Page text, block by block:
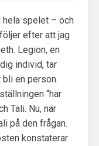
hela spelet – och
efter att jag
Legion, en
individ, tar
en person.
“har
Tali. Nu, när
på den frågan.
konstaterar